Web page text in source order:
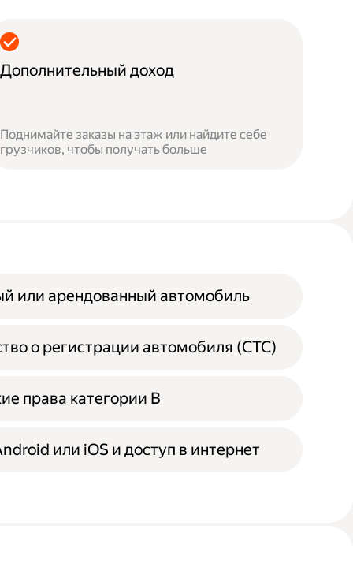
Дополнительный доход
Поднимайте заказы на этаж или найдите себе
грузчиков, чтобы получать больше
или арендованный автомобиль
о регистрации автомобиля (СТС)
права категории B
или iOS и доступ в интернет